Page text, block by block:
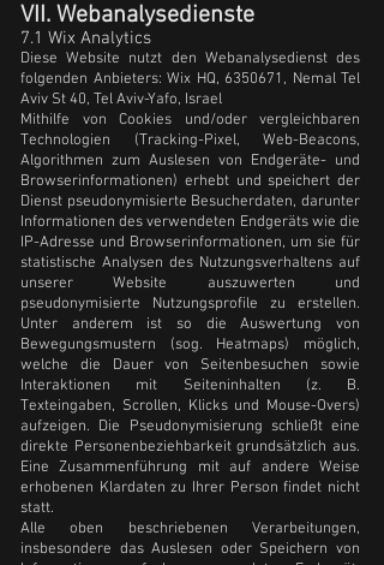
VII. Webanalysedienste
7.1 Wix Analytics
Diese Website nutzt den Webanalysedienst des
folgenden Anbieters: Wix HQ, 6350671 , Nemal Tel
Aviv St 40, Tel Aviv-Yafo, Israel
Mithilfe von Cookies und/oder vergleichbaren
Technologien (Tracking-Pixel, Web-Beacons,
Algorithmen zum Auslesen von Endgeräte- und
Browserinformationen) erhebt und speichert der
Dienst pseudonymisierte Besucherdaten, darunter
Informationen des verwendeten Endgeräts wie die
IP-Adresse und Browserinformationen, um sie für
statistische Analysen des Nutzungsverhaltens auf
unserer Website auszuwerten und
pseudonymisierte Nutzungsprofile zu erstellen.
Unter anderem ist so die Auswertung von
Bewegungsmustern (sog. Heatmaps) möglich,
welche die Dauer von Seitenbesuchen sowie
Interaktionen mit Seiteninhalten (z. B.
Texteingaben, Scrollen, Klicks und Mouse-Overs)
aufzeigen. Die Pseudonymisierung schließt eine
direkte Personenbeziehbarkeit grundsätzlich aus.
Eine Zusammenführung mit auf andere Weise
erhobenen Klardaten zu Ihrer Person findet nicht
statt.
Alle oben beschriebenen Verarbeitungen,
insbesondere das Auslesen oder Speichern von